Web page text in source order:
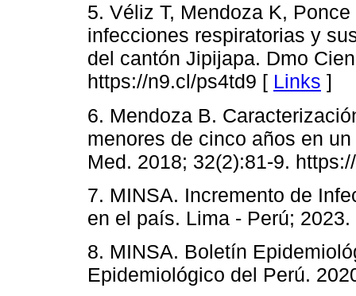
5. Véliz T, Mendoza K,
infecciones respiratorias y
del cantón Jipijapa. Dmo
https://n9.cl/ps4td9 [ Links ]
6. Mendoza B.
menores de cinco años en
Med. 2018; 32(2):81-9.
7. MINSA. Incremento de
en el país. Lima - Perú;
8. MINSA. Boletín
Epidemiológico del Perú.